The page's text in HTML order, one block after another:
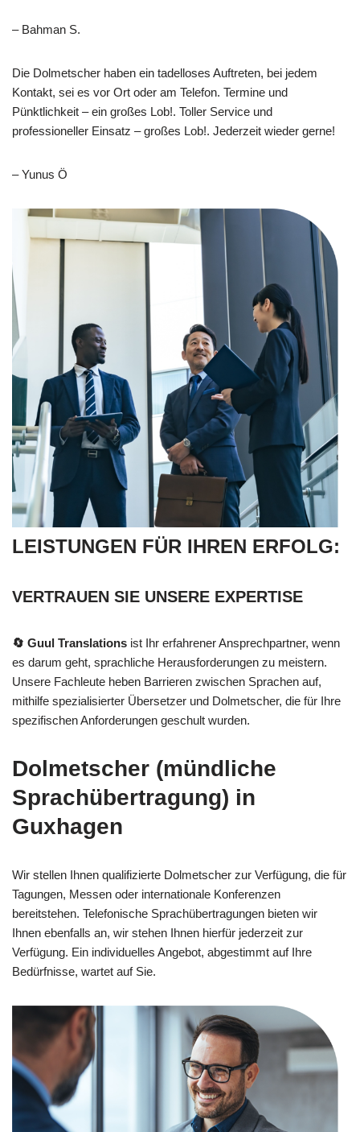
– Bahman S.
Die Dolmetscher haben ein tadelloses Auftreten, bei jedem
Kontakt, sei es vor Ort oder am Telefon. Termine und
Pünktlichkeit – ein großes Lob!. Toller Service und
professioneller Einsatz – großes Lob!. Jederzeit wieder gerne!
– Yunus Ö
LEISTUNGEN FÜR IHREN ERFOLG:
VERTRAUEN SIE UNSERE EXPERTISE
🔄 Guul Translations ist Ihr erfahrener Ansprechpartner, wenn
es darum geht, sprachliche Herausforderungen zu meistern.
Unsere Fachleute heben Barrieren zwischen Sprachen auf,
mithilfe spezialisierter Übersetzer und Dolmetscher, die für Ihre
spezifischen Anforderungen geschult wurden.
Dolmetscher (mündliche
Sprachübertragung) in
Guxhagen
Wir stellen Ihnen qualifizierte Dolmetscher zur Verfügung, die für
Tagungen, Messen oder internationale Konferenzen
bereitstehen. Telefonische Sprachübertragungen bieten wir
Ihnen ebenfalls an, wir stehen Ihnen hierfür jederzeit zur
Verfügung. Ein individuelles Angebot, abgestimmt auf Ihre
Bedürfnisse, wartet auf Sie.